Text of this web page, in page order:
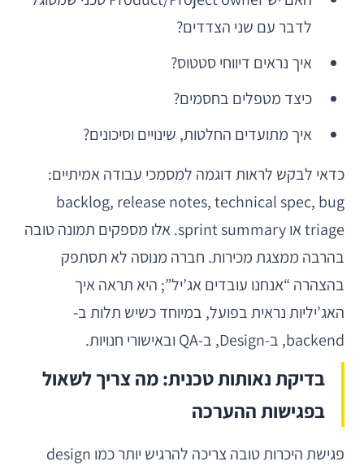
לדבר עם שני הצדדים?
איך נראים דיווחי סטטוס?
כיצד מטפלים בחסמים?
איך מתועדים החלטות, שינויים וסיכונים?
כדאי לבקש לראות דוגמה למסמכי עבודה אמיתיים:
backlog, release notes, technical spec, bug
triage או sprint summary. אלו מספקים תמונה טובה
בהרבה ממצגת מכירות. חברה מנוסה לא תסתפק
בהצהרה “אנחנו עובדים אג’יל”; היא תראה איך
האג’יליות נראית בפועל, במיוחד כשיש תלות ב-
backend, ב-Design, ב-QA ובאישורי חנויות.
בדיקת נאותות טכנית: מה צריך לשאול
בפגישות ההערכה
פגישת היכרות טובה צריכה להרגיש יותר כמו design